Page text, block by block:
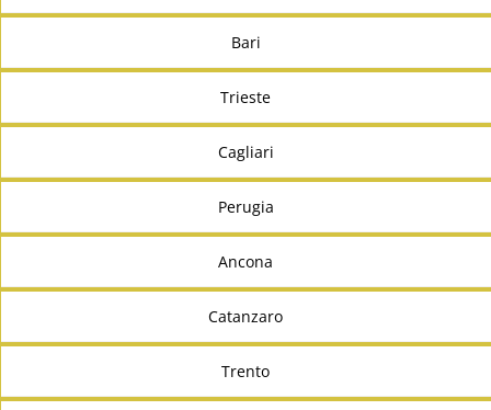
Bari
Trieste
Cagliari
Perugia
Ancona
Catanzaro
Trento